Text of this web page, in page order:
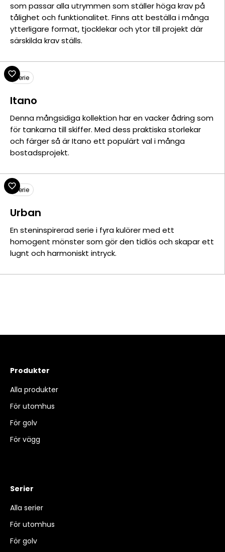
som passar alla utrymmen som ställer höga krav på
tålighet och funktionalitet. Finns att beställa i många
ytterligare format, tjocklekar och ytor till projekt där
särskilda krav ställs.
Serie
Itano
Denna mångsidiga kollektion har en vacker ådring som
för tankarna till skiffer. Med dess praktiska storlekar
och färger så är Itano ett populärt val i många
bostadsprojekt.
Serie
Urban
En steninspirerad serie i fyra kulörer med ett
homogent mönster som gör den tidlös och skapar ett
lugnt och harmoniskt intryck.
Produkter
Alla produkter
För utomhus
För golv
För vägg
Serier
Alla serier
För utomhus
För golv